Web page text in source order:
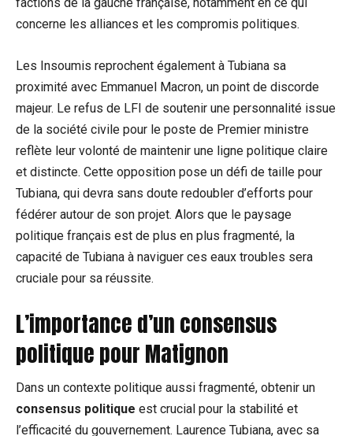
concerne les alliances et les compromis politiques.
Les Insoumis reprochent également à Tubiana sa
proximité avec Emmanuel Macron, un point de discorde
majeur. Le refus de LFI de soutenir une personnalité issue
de la société civile pour le poste de Premier ministre
reflète leur volonté de maintenir une ligne politique claire
et distincte. Cette opposition pose un défi de taille pour
Tubiana, qui devra sans doute redoubler d’efforts pour
fédérer autour de son projet. Alors que le paysage
politique français est de plus en plus fragmenté, la
capacité de Tubiana à naviguer ces eaux troubles sera
cruciale pour sa réussite.
L’importance d’un consensus
politique pour Matignon
Dans un contexte politique aussi fragmenté, obtenir un
consensus politique est crucial pour la stabilité et
l’efficacité du gouvernement. Laurence Tubiana, avec sa